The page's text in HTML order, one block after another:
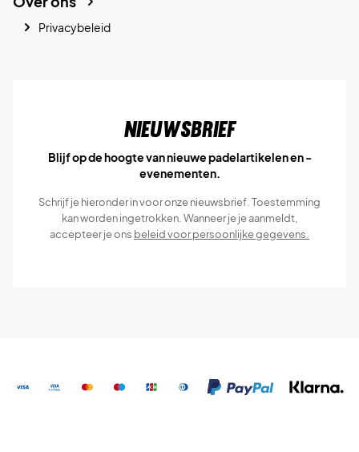
Privacybeleid
Nieuwsbrief
Blijf op de hoogte van nieuwe padelartikelen en -
evenementen.
Schrijf je hieronder in voor onze nieuwsbrief. Toestemming
kan worden ingetrokken. Wanneer je je aanmeldt,
accepteer je ons beleid voor persoonlijke gegevens.